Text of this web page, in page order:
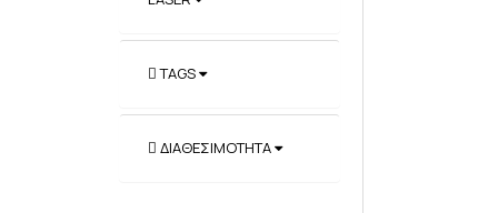
TAGS
ΔΙΑΘΕΣΙΜΌΤΗΤΑ